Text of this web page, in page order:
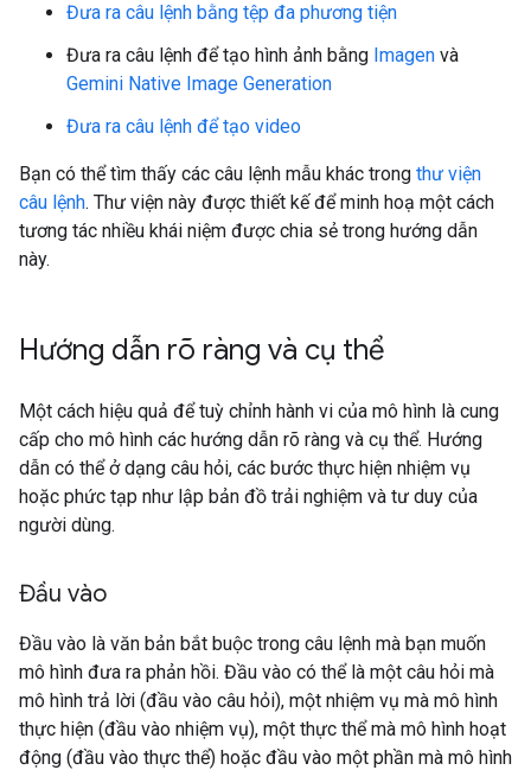
Đưa ra câu lệnh bằng tệp đa phương tiện
Đưa ra câu lệnh để tạo hình ảnh bằng Imagen và
Gemini Native Image Generation
Đưa ra câu lệnh để tạo video
Bạn có thể tìm thấy các câu lệnh mẫu khác trong thư viện
câu lệnh. Thư viện này được thiết kế để minh hoạ một cách
tương tác nhiều khái niệm được chia sẻ trong hướng dẫn
này.
Hướng dẫn rõ ràng và cụ thể
Một cách hiệu quả để tuỳ chỉnh hành vi của mô hình là cung
cấp cho mô hình các hướng dẫn rõ ràng và cụ thể. Hướng
dẫn có thể ở dạng câu hỏi, các bước thực hiện nhiệm vụ
hoặc phức tạp như lập bản đồ trải nghiệm và tư duy của
người dùng.
Đầu vào
Đầu vào là văn bản bắt buộc trong câu lệnh mà bạn muốn
mô hình đưa ra phản hồi. Đầu vào có thể là một câu hỏi mà
mô hình trả lời (đầu vào câu hỏi), một nhiệm vụ mà mô hình
thực hiện (đầu vào nhiệm vụ), một thực thể mà mô hình hoạt
động (đầu vào thực thể) hoặc đầu vào một phần mà mô hình